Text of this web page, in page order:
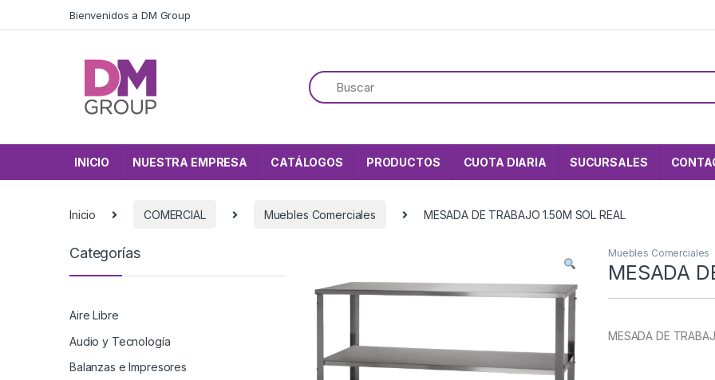
Bienvenidos a DM Group
INICIO NUESTRA EMPRESA CATÁLOGOS PRODUCTOS CUOTA DIARIA SUCURSALES
Inicio COMERCIAL Muebles Comerciales MESADA DE TRABAJO 1.50M SOL REAL
Muebles Comerciales
MESADA
MESADA DE
Categorías
Aire Libre
Audio y Tecnología
Balanzas e Impresores